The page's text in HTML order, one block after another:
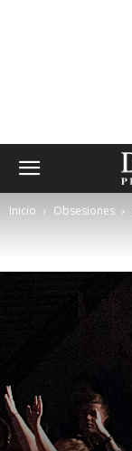
Inicio Obsesiones